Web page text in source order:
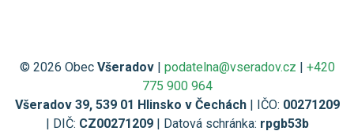
© 2026 Obec Všeradov| podatelna@vseradov.cz | +420
775 900 964
Všeradov 39, 539 01 Hlinsko v Čechách| IČO: 00271209
| DIČ: CZ00271209| Datová schránka: rpgb53b